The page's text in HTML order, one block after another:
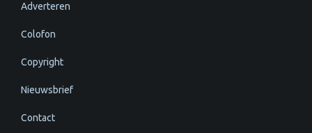
Adverteren
Colofon
Copyright
Nieuwsbrief
Contact